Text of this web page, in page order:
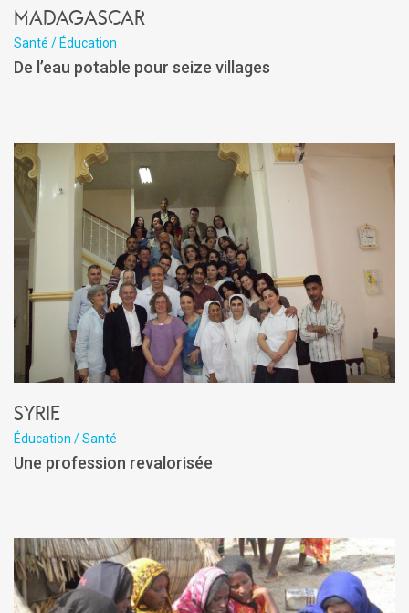
Madagascar
Santé / Éducation
De l’eau potable pour seize villages
Syrie
Éducation / Santé
Une profession revalorisée